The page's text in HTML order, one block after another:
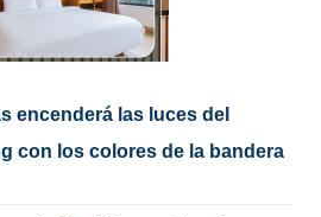
encenderá las luces del
con los colores de la bandera